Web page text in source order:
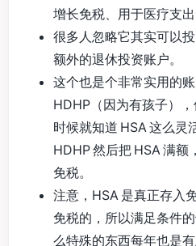
增长免税、用于医疗支
很多人忽略它其实可以
额外的退休投资账户。
这个也是个非常实用的
HDHP（因为有孩子）
时候就知道 HSA 这么灵
HDHP 然后把 HSA 满
免税。
注意，HSA 是真正存入
免税的，所以满足条件
么特殊的东西每年也是